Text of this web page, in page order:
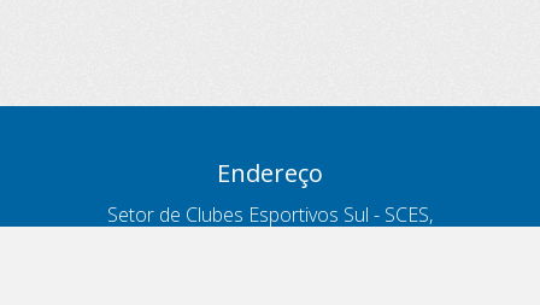
Endereço
Setor de Clubes Esportivos Sul - SCES,